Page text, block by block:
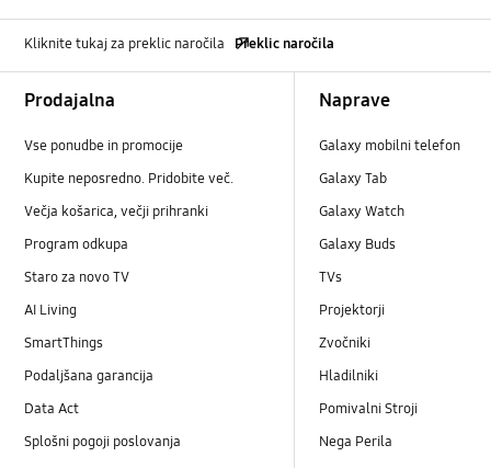
Kliknite tukaj za preklic naročila Preklic naročila
Prodajalna
Vse ponudbe in promocije
Kupite neposredno. Pridobite več.
Večja košarica, večji prihranki
Program odkupa
Staro za novo TV
AI Living
SmartThings
Podaljšana garancija
Data Act
Splošni pogoji poslovanja
Naprave
Galaxy mobilni telefon
Galaxy Tab
Galaxy Watch
Galaxy Buds
TVs
Projektorji
Zvočniki
Hladilniki
Pomivalni Stroji
Nega Perila